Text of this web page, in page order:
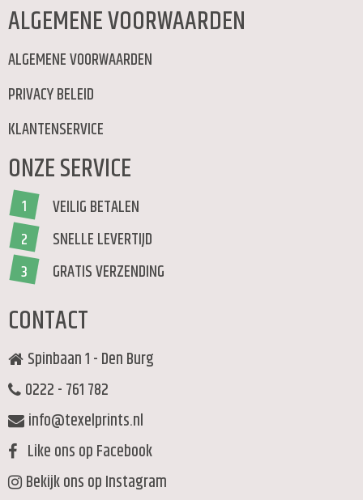
ALGEMENE VOORWAARDEN
ALGEMENE VOORWAARDEN
PRIVACY BELEID
KLANTENSERVICE
ONZE SERVICE
1 VEILIG BETALEN
2 SNELLE LEVERTIJD
3 GRATIS VERZENDING
CONTACT
Spinbaan 1 - Den Burg
0222 - 761 782
info@texelprints.nl
Like ons op Facebook
Bekijk ons op Instagram